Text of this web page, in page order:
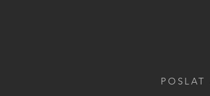
POSLAT